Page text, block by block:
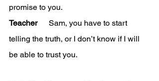
promise to you.
Teacher
telling the truth, or I don’t know if I will
be able to trust you.